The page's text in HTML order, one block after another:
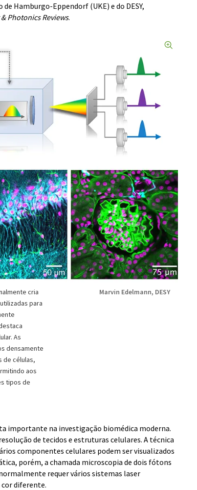
Hamburgo-Eppendorf (UKE) e do DESY,
Photonics Reviews.
cria
para
As
densamente
de células,
aos
tipos de
Marvin Edelmann, DESY
importante na investigação biomédica moderna.
de tecidos e estruturas celulares. A técnica
componentes celulares podem ser visualizados
porém, a chamada microscopia de dois fótons
requer vários sistemas laser
cor diferente.